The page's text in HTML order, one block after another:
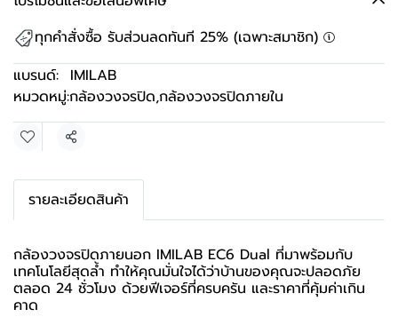
ทุกคำสั่งซื้อ รับส่วนลดทันที 25% (เฉพาะสมาชิก)
แบรนด์: IMILAB
หมวดหมู่:กล้องวงจรปิด,กล้องวงจรปิดภายใน
แชร์
รายละเอียดสินค้า
กล้องวงจรปิดภายนอก IMILAB EC6 Dual ที่มาพร้อมกับ
เทคโนโลยีสุดล้ำ ทำให้คุณมั่นใจได้ว่าบ้านของคุณจะปลอดภัย
ตลอด 24 ชั่วโมง ด้วยฟีเจอร์ที่ครบครัน และราคาที่คุ้มค่าเกิน
คาด